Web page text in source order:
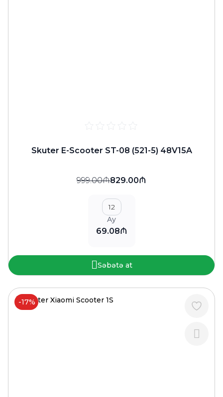
Skuter E-Scooter ST-08 (521-5) 48V15A
999.00₼829.00₼
12
Ay
69.08₼
Səbətə at
-17%